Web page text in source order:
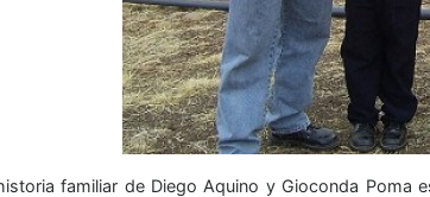
familiar de Diego Aquino y Gioconda Poma